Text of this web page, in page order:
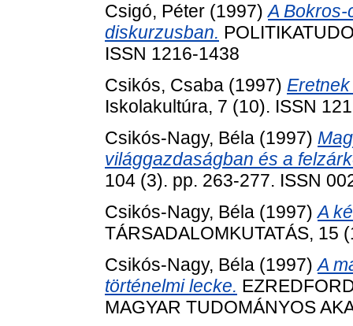
Csigó, Péter (1997)A
diskurzusban.
ISSN 1216-1438
Csikós, Csaba (1997)
Iskolakultúra, 7 (10). ISSN
Csikós-Nagy, Béla (1997)
világgazdaságban és a
104 (3). pp. 263-277. ISSN
Csikós-Nagy, Béla (1997)A
TÁRSADALOMKUTATÁS, 15
Csikós-Nagy, Béla (1997)A
történelmi lecke.
MAGYAR TUDOMÁNYOS